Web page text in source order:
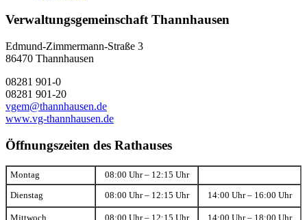
Verwaltungsgemeinschaft Thannhausen
Edmund-Zimmermann-Straße 3
86470 Thannhausen
08281 901-0
08281 901-20
vgem@thannhausen.de
www.vg-thannhausen.de
Öffnungszeiten des Rathauses
Montag 08:00 Uhr – 12:15 Uhr
Dienstag 08:00 Uhr – 12:15 Uhr 14:00 Uhr – 16:00 Uhr